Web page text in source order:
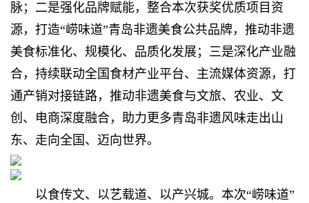
脉；二是强化品牌赋能，整合本次获奖优质项目资
源，打造“崂味道”青岛非遗美食公共品牌，推动非遗
美食标准化、规模化、品质化发展；三是深化产业融
合，持续联动全国食材产业平台、主流媒体资源，打
通产销对接链路，推动非遗美食与文旅、农业、文
创、电商深度融合，助力更多青岛非遗风味走出山
东、走向全国、迈向世界。
以食传文、以艺载道、以产兴城。本次“崂味道”